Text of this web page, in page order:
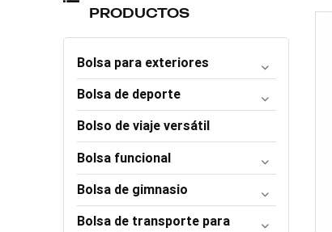
PRODUCTOS
Bolsa para exteriores
Bolsa de deporte
Bolso de viaje versátil
Bolsa funcional
Bolsa de gimnasio
Bolsa de transporte para